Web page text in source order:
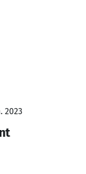
2023